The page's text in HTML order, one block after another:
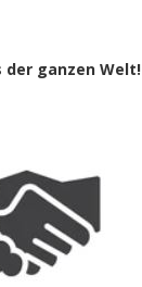
der ganzen Welt!